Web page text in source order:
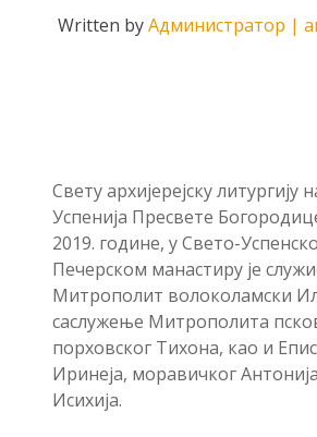
Written byАдминистратор |
Свету архијерејску литургију
Успенија Пресвете
2019. године, у Свето-
Печерском манастиру је
Митрополит волоколамски
саслужење Митрополита
порховског Тихона, као и
Иринеја, моравичког
Исихија.